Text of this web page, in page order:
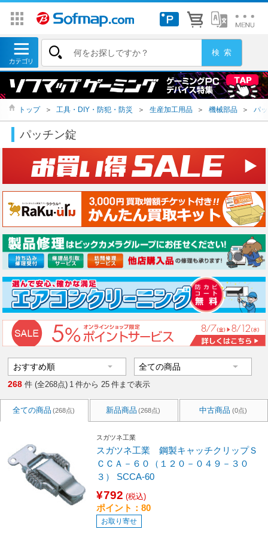
トップ ＞ 工具・DIY・防犯・防災 ＞ 生産加工用品 ＞ 機械部品 ＞ パ
パッチン錠
268 件 (全268点) 1 件から 25 件まで表示
全ての商品 (268点) 新品商品 (268点) 中古商品 (0点)
スガツネ工業
スガツネ工業 鋼製キャッチクリップＳ
ＣＣＡ－６０（１２０－０４９－３０
３） SCCA-60
¥792 (税込)
ポイント：80
お取り寄せ